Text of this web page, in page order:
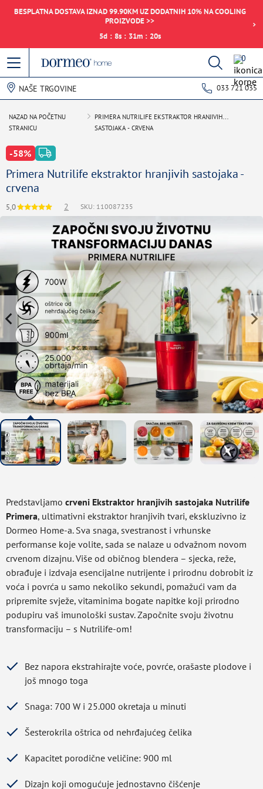
BESPLATNA DOSTAVA IZNAD 99.90KM UZ DODATNIH 10% NA COOLING
PROIZVODE >>
5d : 8s : 31m : 20s
0
NAŠE TRGOVINE 033 721 035